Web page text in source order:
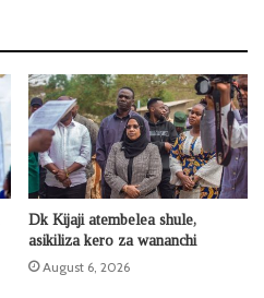
Dk Kijaji atembelea shule,
asikiliza kero za wananchi
August 6, 2026